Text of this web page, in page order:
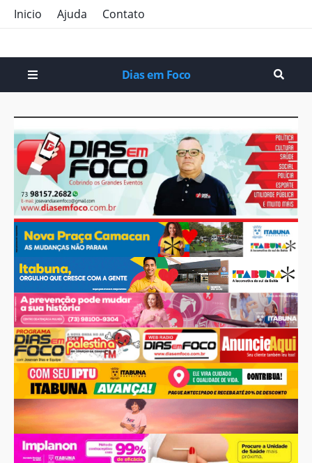
Inicio Ajuda Contato
Dias em Foco